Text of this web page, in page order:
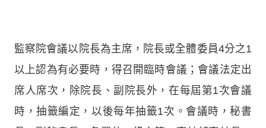
監察院會議以院長為主席，院長或全體委員4分之1
以上認為有必要時，得召開臨時會議；會議法定出
席人席次，除院長、副院長外，在每屆第1次會議
時，抽籤編定，以後每年抽籤1次。會議時，秘書